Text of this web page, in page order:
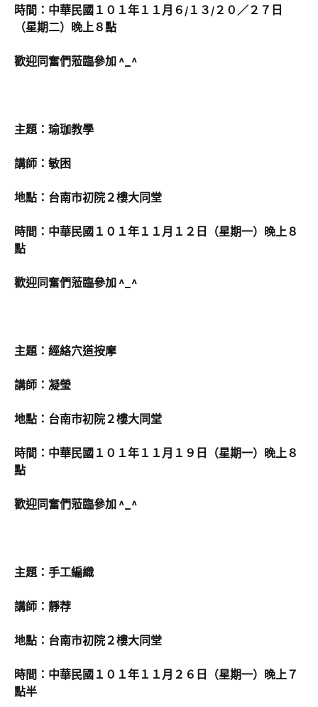
時間：中華民國１０１年１１月６/１３/２０／２７日
（星期二）晚上８點
歡迎同奮們蒞臨參加 ^_^
主題：瑜珈教學
講師：敏困
地點：台南市初院２樓大同堂
時間：中華民國１０１年１１月１２日（星期一）晚上８
點
歡迎同奮們蒞臨參加 ^_^
主題：經絡穴道按摩
講師：凝瑩
地點：台南市初院２樓大同堂
時間：中華民國１０１年１１月１９日（星期一）晚上８
點
歡迎同奮們蒞臨參加 ^_^
主題：手工編織
講師：靜荐
地點：台南市初院２樓大同堂
時間：中華民國１０１年１１月２６日（星期一）晚上７
點半